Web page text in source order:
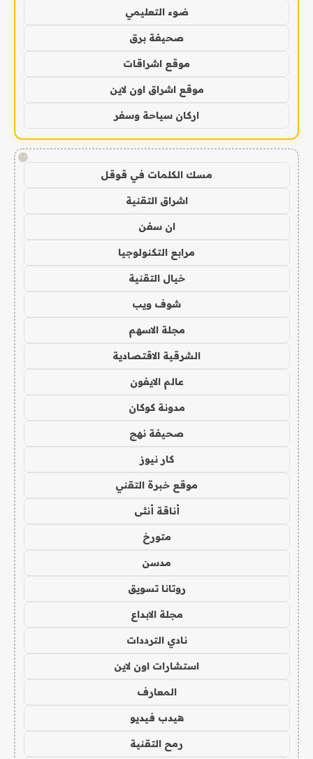
ضوء التعليمي
صحيفة برق
موقع اشراقات
موقع اشراق اون لاين
اركان سياحة وسفر
!
مسك الكلمات في قوقل
اشراق التقنية
ان سفن
مرابع التكنولوجيا
خيال التقنية
شوف ويب
مجلة الاسهم
الشرقية الاقتصادية
عالم الايفون
مدونة كوكان
صحيفة نهج
كار نيوز
موقع خبرة التقني
أناقة أنثى
متورخ
مدسن
روتانا تسويق
مجلة الابداع
نادي الترددات
استشارات اون لاين
المعارف
هيدب فيديو
رمح التقنية